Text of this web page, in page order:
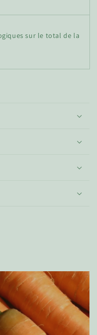
sur le total de la